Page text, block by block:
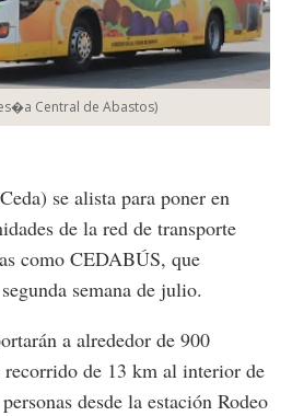
Central de Abastos)
se alista para poner en
de la red de transporte
como CEDABÚS, que
semana de julio.
a alrededor de 900
recorrido de 13 km al interior de
desde la estación Rodeo